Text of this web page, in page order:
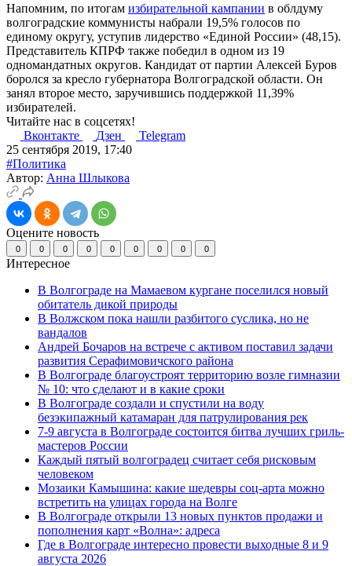
Напомним, по итогам избирательной кампании в облдуму
волгоградские коммунисты набрали 19,5% голосов по
единому округу, уступив лидерство «Единой России» (48,15).
Представитель КПРФ также победил в одном из 19
одномандатных округов. Кандидат от партии Алексей Буров
боролся за кресло губернатора Волгоградской области. Он
занял второе место, заручившись поддержкой 11,39%
избирателей.
Читайте нас в соцсетях!
Вконтакте
Дзен
Telegram
25 сентября 2019, 17:40
#Политика
Автор: Анна Шлыкова
Оцените новость
0 0 0 0 0 0 0 0 0
Интересное
В Волгограде на Мамаевом кургане поселился новый
обитатель дикой природы
В Волжском пока нашли разбитого суслика, но не
вандалов
Андрей Бочаров на встрече с активом поставил задачи
развития Серафимовичского района
В Волгограде благоустроят территорию возле гимназии
№ 10: что сделают и в какие сроки
В Волгограде создали и спустили на воду
безэкипажный катамаран для патрулирования рек
7-9 августа в Волгограде состоится битва лучших гриль-
мастеров России
Каждый пятый волгоградец считает себя рисковым
человеком
Мозаики Камышина: какие шедевры соц-арта можно
встретить на улицах города на Волге
В Волгограде открыли 13 новых пунктов продажи и
пополнения карт «Волна»: адреса
Где в Волгограде интересно провести выходные 8 и 9
августа 2026